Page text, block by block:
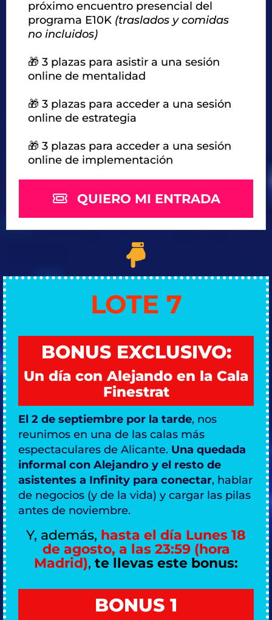
próximo encuentro presencial del
programa E10K (traslados y comidas
no incluidos)
🎁 3 plazas para asistir a una sesión
online de mentalidad
🎁 3 plazas para acceder a una sesión
online de estrategia
🎁 3 plazas para acceder a una sesión
online de implementación
QUIERO MI ENTRADA
LOTE 7
BONUS EXCLUSIVO:
Un día con Alejando en la Cala
Finestrat
El 2 de septiembre por la tarde, nos
reunimos en una de las calas más
espectaculares de Alicante. Una quedada
informal con Alejandro y el resto de
asistentes a Infinity para conectar, hablar
de negocios (y de la vida) y cargar las pilas
antes de noviembre.
Y, además, hasta el día Lunes 18
de agosto, a las 23:59 (hora
Madrid), te llevas este bonus:
BONUS 1